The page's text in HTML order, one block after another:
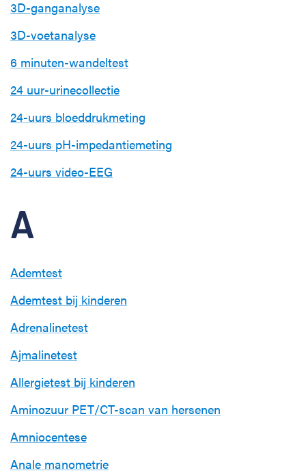
3D-ganganalyse
3D-voetanalyse
6 minuten-wandeltest
24 uur-urinecollectie
24-uurs bloeddrukmeting
24-uurs pH-impedantiemeting
24-uurs video-EEG
A
Ademtest
Ademtest bij kinderen
Adrenalinetest
Ajmalinetest
Allergietest bij kinderen
Aminozuur PET/CT-scan van hersenen
Amniocentese
Anale manometrie